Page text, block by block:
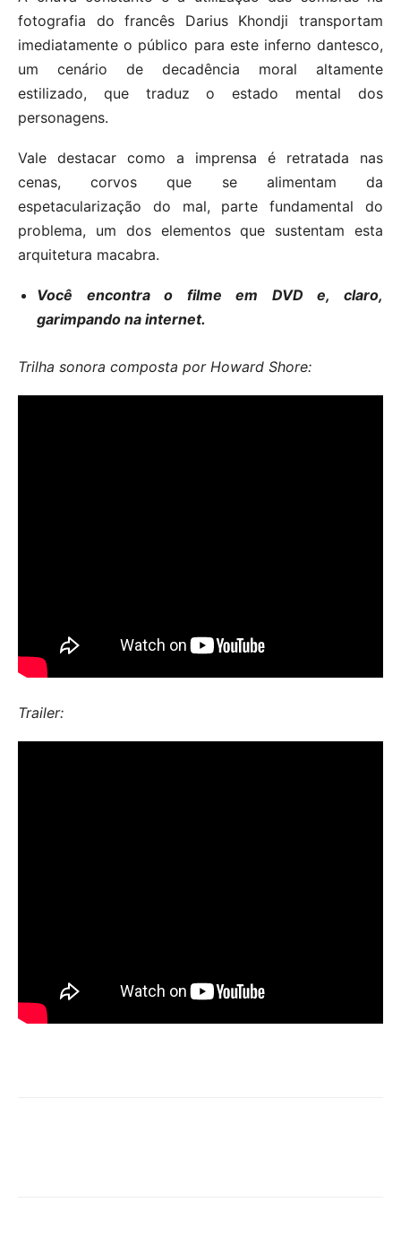
fotografia do francês Darius Khondji transportam
imediatamente o público para este inferno dantesco,
um cenário de decadência moral altamente
estilizado, que traduz o estado mental dos
personagens.
Vale destacar como a imprensa é retratada nas
cenas, corvos que se alimentam da
espetacularização do mal, parte fundamental do
problema, um dos elementos que sustentam esta
arquitetura macabra.
Você encontra o filme em DVD e, claro,
garimpando na internet.
Trilha sonora composta por Howard Shore:
Trailer: